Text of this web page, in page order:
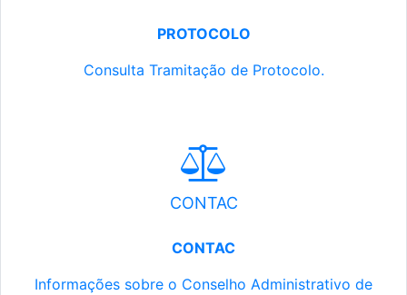
PROTOCOLO
Consulta Tramitação de Protocolo.
CONTAC
CONTAC
Informações sobre o Conselho Administrativo de